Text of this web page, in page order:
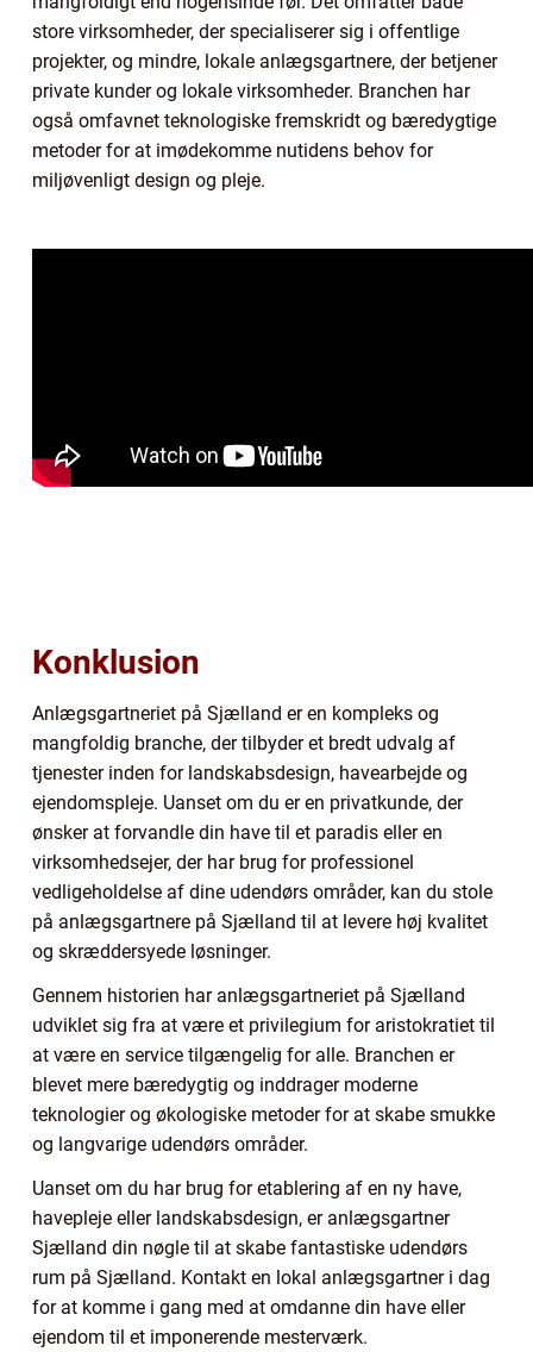
store virksomheder, der specialiserer sig i offentlige
projekter, og mindre, lokale anlægsgartnere, der betjener
private kunder og lokale virksomheder. Branchen har
også omfavnet teknologiske fremskridt og bæredygtige
metoder for at imødekomme nutidens behov for
miljøvenligt design og pleje.
Konklusion
Anlægsgartneriet på Sjælland er en kompleks og
mangfoldig branche, der tilbyder et bredt udvalg af
tjenester inden for landskabsdesign, havearbejde og
ejendomspleje. Uanset om du er en privatkunde, der
ønsker at forvandle din have til et paradis eller en
virksomhedsejer, der har brug for professionel
vedligeholdelse af dine udendørs områder, kan du stole
på anlægsgartnere på Sjælland til at levere høj kvalitet
og skræddersyede løsninger.
Gennem historien har anlægsgartneriet på Sjælland
udviklet sig fra at være et privilegium for aristokratiet til
at være en service tilgængelig for alle. Branchen er
blevet mere bæredygtig og inddrager moderne
teknologier og økologiske metoder for at skabe smukke
og langvarige udendørs områder.
Uanset om du har brug for etablering af en ny have,
havepleje eller landskabsdesign, er anlægsgartner
Sjælland din nøgle til at skabe fantastiske udendørs
rum på Sjælland. Kontakt en lokal anlægsgartner i dag
for at komme i gang med at omdanne din have eller
ejendom til et imponerende mesterværk.